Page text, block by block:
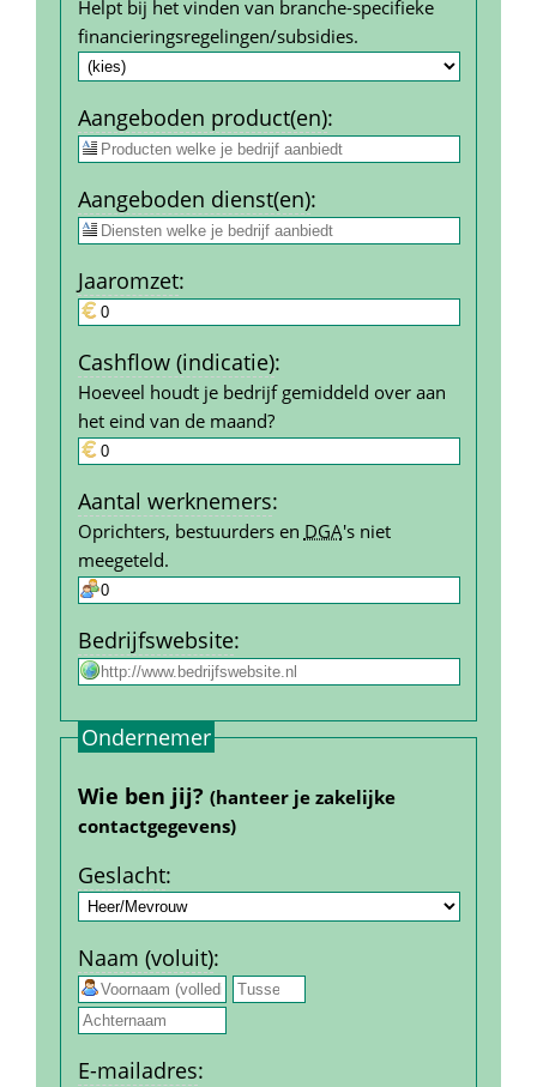
Helpt bij het vinden van branche-specifieke
financierings­regelingen/subsidies.
Aangeboden product(en):
Aangeboden dienst(en):
Jaar­omzet:
Cashflow (indicatie):
Hoeveel houdt je bedrijf gemiddeld over aan
het eind van de maand?
Aantal werk­nemers:
Oprichters, bestuurders en DGA's niet
meegeteld.
Bedrijfs­website:
Ondernemer
Wie ben jij? (hanteer je zakelijke
contact­gegevens)
Geslacht:
Naam (voluit):
E-mail­adres: